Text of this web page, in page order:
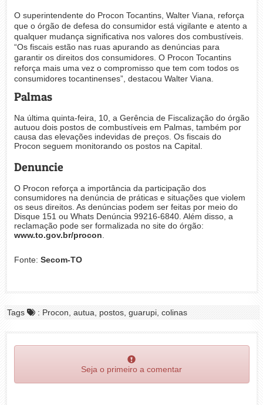
O superintendente do Procon Tocantins, Walter Viana, reforça
que o órgão de defesa do consumidor está vigilante e atento a
qualquer mudança significativa nos valores dos combustíveis.
“Os fiscais estão nas ruas apurando as denúncias para
garantir os direitos dos consumidores. O Procon Tocantins
reforça mais uma vez o compromisso que tem com todos os
consumidores tocantinenses”, destacou Walter Viana.
Palmas
Na última quinta-feira, 10, a Gerência de Fiscalização do órgão
autuou dois postos de combustíveis em Palmas, também por
causa das elevações indevidas de preços. Os fiscais do
Procon seguem monitorando os postos na Capital.
Denuncie
O Procon reforça a importância da participação dos
consumidores na denúncia de práticas e situações que violem
os seus direitos. As denúncias podem ser feitas por meio do
Disque 151 ou Whats Denúncia 99216-6840. Além disso, a
reclamação pode ser formalizada no site do órgão:
www.to.gov.br/procon.
Fonte: Secom-TO
Tags : Procon, autua, postos, guarupi, colinas
Seja o primeiro a comentar